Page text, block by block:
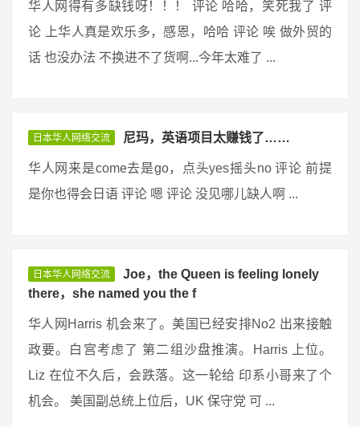
华人网得有多缺钱呀！！！ 评论 哈哈，笑死我了 评
论 上华人真是欢乐多，感恩，哈哈 评论 唉 做外贸的
话 也没办法 不换进不了货啊...今年太难了 ...
日本华人网络交流 尼玛，英语项目太赚钱了……
华人网来是come去是go，点头yes摇头no 评论 前提
是你也得会日语 评论 嗯 评论 没见哪儿缺人啊 ...
日本华人网络交流
Joe，the Queen is feeling lonely
there，she named you the f
华人网Harris 机会来了。美国已经安排No2 出来接触
政要。白宫考虑了 第二组沙盘推演。Harris 上位。
Liz 在位不久后，会跌落。这一轮给 印系小哥来了个
机会。 美国副总统上位后，UK 保守党 可 ...